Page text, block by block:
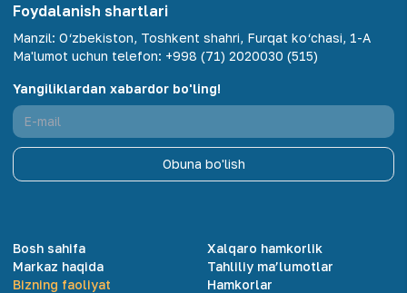
Foydalanish shartlari
Manzil: O‘zbekiston, Toshkent shahri, Furqat ko‘chasi, 1-A
Ma'lumot uchun telefon: +998 (71) 2020030 (515)
Yangiliklardan xabardor bo'ling!
Obuna bo'lish
Bosh sahifa
Markaz haqida
Bizning faoliyat
Xalqaro hamkorlik
Tahliliy ma’lumotlar
Hamkorlar